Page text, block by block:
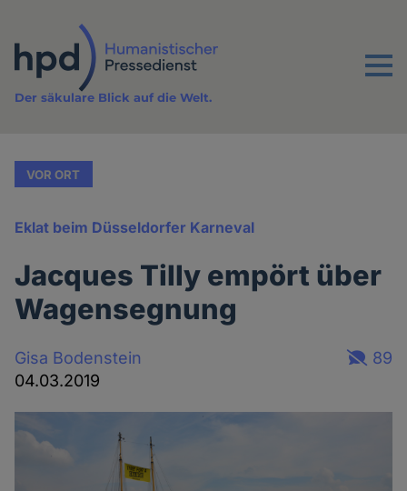
Inhalt
Menu
Der säkulare Blick auf die Welt.
VOR ORT
Eklat beim Düsseldorfer Karneval
Jacques Tilly empört über
Wagensegnung
Gisa Bodenstein
04.03.2019
89